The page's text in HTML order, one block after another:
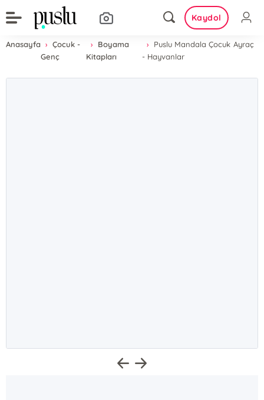
Kaydol
Anasayfa
Çocuk -
Genç
Boyama
Kitapları
Puslu Mandala Çocuk Ayraç
- Hayvanlar